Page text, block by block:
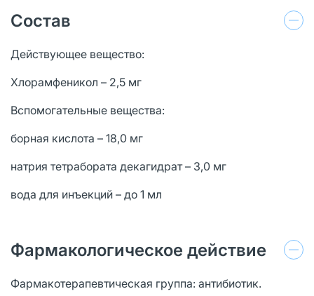
Состав
Действующее вещество:
Хлорамфеникол – 2,5 мг
Вспомогательные вещества:
борная кислота – 18,0 мг
натрия тетрабората декагидрат – 3,0 мг
вода для инъекций – до 1 мл
Фармакологическое действие
Фармакотерапевтическая группа: антибиотик.